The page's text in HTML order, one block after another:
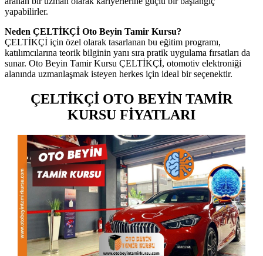
yapabilirler.
Neden ÇELTİKÇİ Oto Beyin Tamir Kursu?
ÇELTİKÇİ için özel olarak tasarlanan bu eğitim programı,
katılımcılarına teorik bilginin yanı sıra pratik uygulama fırsatları da
sunar. Oto Beyin Tamir Kursu ÇELTİKÇİ, otomotiv elektroniği
alanında uzmanlaşmak isteyen herkes için ideal bir seçenektir.
ÇELTİKÇİ OTO BEYİN TAMİR
KURSU FİYATLARI